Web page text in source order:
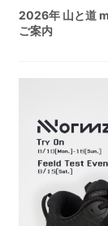
2026年 山と道
ご案内